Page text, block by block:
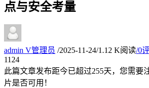
点与安全考量
admin V管理员 /2025-11-24/1.12 K阅读/0
11 24
此篇文章发布距今已超过255天，您需要
片是否可用！